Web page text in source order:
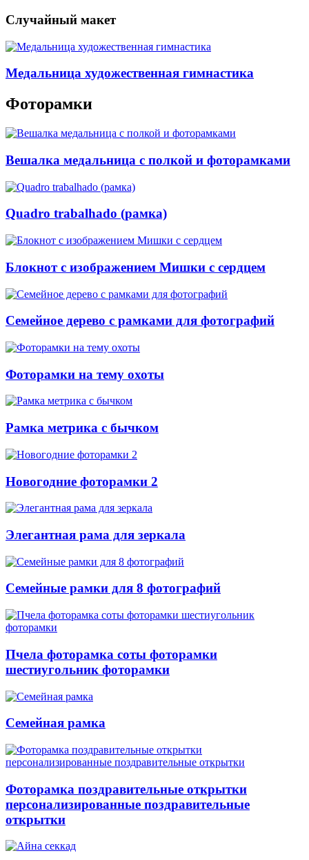
Случайный макет
Медальница художественная гимнастика
Фоторамки
Вешалка медальница с полкой и фоторамками
Quadro trabalhado (рамка)
Блокнот с изображением Мишки с сердцем
Семейное дерево с рамками для фотографий
Фоторамки на тему охоты
Рамка метрика с бычком
Новогодние фоторамки 2
Элегантная рама для зеркала
Семейные рамки для 8 фотографий
Пчела фоторамка соты фоторамки
шестиугольник фоторамки
Семейная рамка
Фоторамка поздравительные открытки
персонализированные поздравительные
открытки